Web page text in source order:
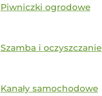
Piwniczki ogrodowe
Szamba i oczyszczanie
Kanały samochodowe